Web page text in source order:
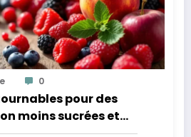
0
pour des
moins sucrées et